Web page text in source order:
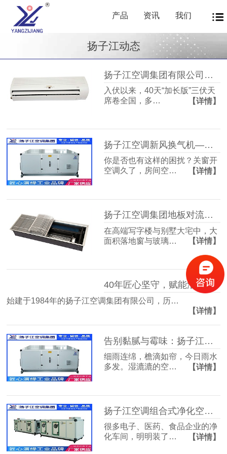
产品 资讯 我们
扬子江动态
扬子江空调集团有限公司商用暖通源头厂家，40年匠心护航从容度伏
入伏以来，40天“加长版”三伏天
席卷全国，多…
【详情】
扬子江空调新风换气机——告别室内空气闷浊，畅享洁净富氧新生活
你是否也有这样的困扰？关窗开
空调久了，房间空…
【详情】
扬子江空调集团地板对流器：破解冬冷夏热难题，打造四季如春的舒适空间
在高端写字楼与别墅大宅中，大
面积落地窗与玻璃…
【详情】
40年匠心坚守，赋能洁净空气未来
始建于1984年的扬子江空调集团有限公司，历…
【详情】
告别黏腻与霉味：扬子江空调的梅雨季舒适生活指南
细雨连绵，檐滴如帘，今日雨水
多发。湿漉漉的空…
【详情】
扬子江空调组合式净化空调箱，彻底解决车间洁净度不达标难题
很多电子、医药、食品企业的净
化车间，明明装了…
【详情】